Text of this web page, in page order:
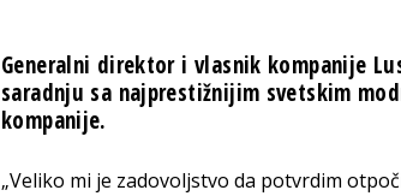
Generalni direktor i vlasnik kompanije
saradnju sa najprestižnijim svetskim
kompanije.
„Veliko mi je zadovoljstvo da potvrdim